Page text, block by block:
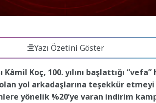
Yazı Özetini Göster
Koç, 100. yılını başlattığı
olan yol arkadaşlarına teşekkür
yönelik %20’ye varan indirim